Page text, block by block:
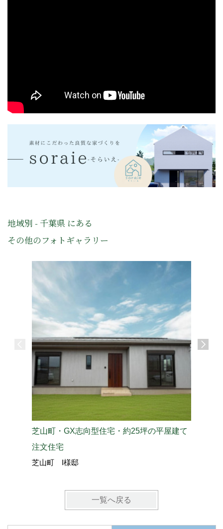
地域別 - 千葉県 にある
その他のフォトギャラリー
芝山町・GX志向型住宅・約25坪の平屋建て
注文住宅
芝山町 I様邸
一覧へ戻る